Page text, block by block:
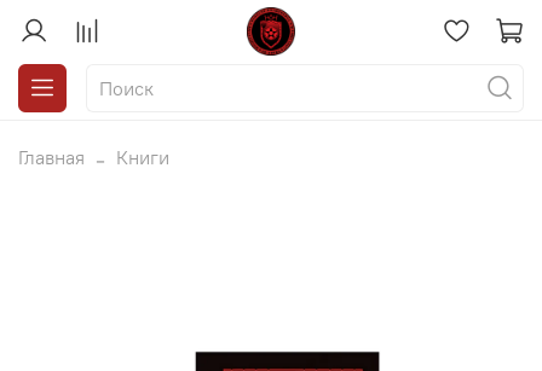
Главная Книги